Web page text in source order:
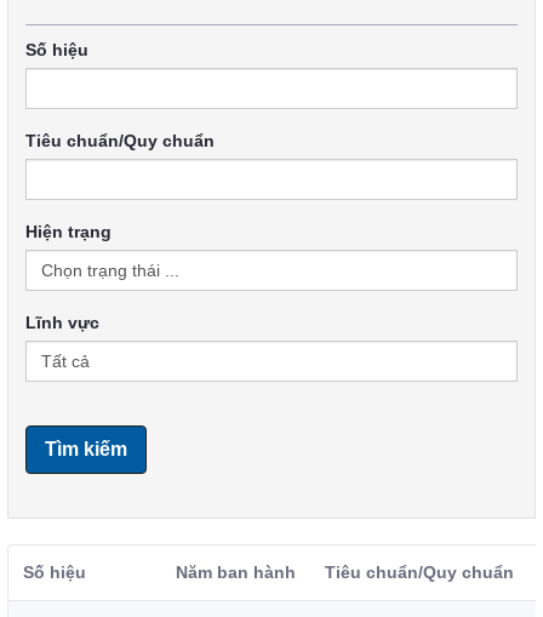
Số hiệu
Tiêu chuẩn/Quy chuẩn
Hiện trạng
Lĩnh vực
Tìm kiếm
Số hiệu Năm ban hành Tiêu chuẩn/Quy chuẩn